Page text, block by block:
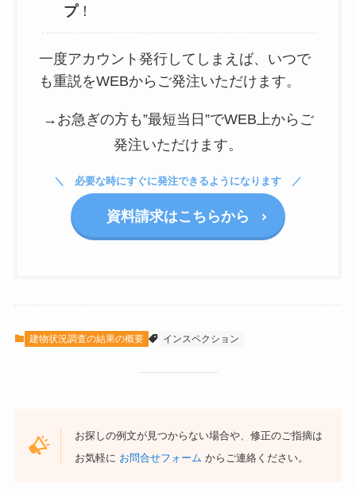
プ！
一度アカウント発行してしまえば、いつで
も重説をWEBからご発注いただけます。
→お急ぎの方も”最短当日”でWEB上からご
発注いただけます。
必要な時にすぐに発注できるようになります
資料請求はこちらから
建物状況調査の結果の概要 インスペクション
お探しの例文が見つからない場合や、修正のご指摘は
お気軽に お問合せフォーム からご連絡ください。